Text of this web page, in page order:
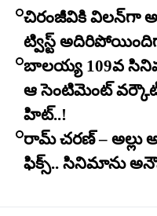
చిరంజీవికి విలన్‌గా
ట్విస్ట్
బాలయ్య 109వ
ఆ సెంటిమెంట్
హిట్..!
రామ్ చరణ్ – అల్లు
ఫిక్స్.. సినిమాను